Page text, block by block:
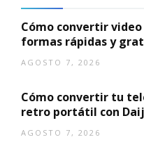
Cómo convertir
formas rápidas y
AGOSTO 7, 2026
Cómo convertir tu
retro portátil con
AGOSTO 7, 2026